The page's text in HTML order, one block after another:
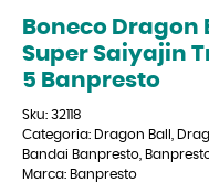
Boneco Dragon
Super Saiyajin
5 Banpresto
Sku: 32118
Categoria: Dragon Ball
Bandai Banpresto
Marca: Banpresto